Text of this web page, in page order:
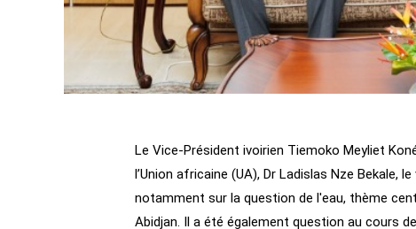
Le Vice-Président ivoirien Tiemoko Meyliet
l’Union africaine (UA), Dr Ladislas Nze Bekale,
notamment sur la question de l'eau, thème
Abidjan. Il a été également question au cours